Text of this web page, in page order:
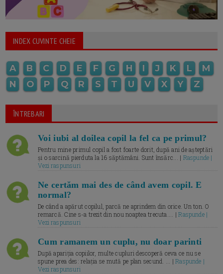
INDEX CUVINTE CHEIE
A B C D E F G H I J K L
M
N
O P Q R S T U V X Y Z
ÎNTREBARI
Voi iubi al doilea copil la fel ca pe primul?
Pentru mine primul copil a fost foarte dorit, după ani de așteptări
și o sarcină pierduta la 16 săptămâni. Sunt însărc... | Raspunde |
Vezi raspunsuri
Ne certăm mai des de când avem copil. E
normal?
De când a apărut copilul, parcă ne aprindem din orice. Un ton. O
remarcă. Cine s-a trezit din nou noaptea trecuta.... |Raspunde |
Vezi raspunsuri
Cum ramanem un cuplu, nu doar parinti
După apariția copiilor, multe cupluri descoperă ceva ce nu se
spune prea des: relația se mută pe plan secund. ... |Raspunde |
Vezi raspunsuri